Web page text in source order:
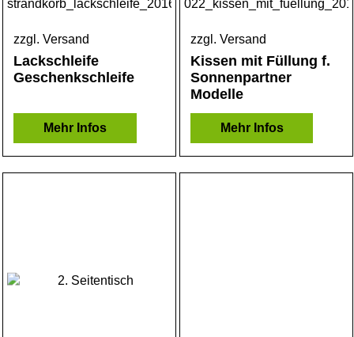
zzgl. Versand
Lackschleife
Geschenkschleife
Mehr Infos
zzgl. Versand
Kissen mit Füllung f.
Sonnenpartner
Modelle
Mehr Infos